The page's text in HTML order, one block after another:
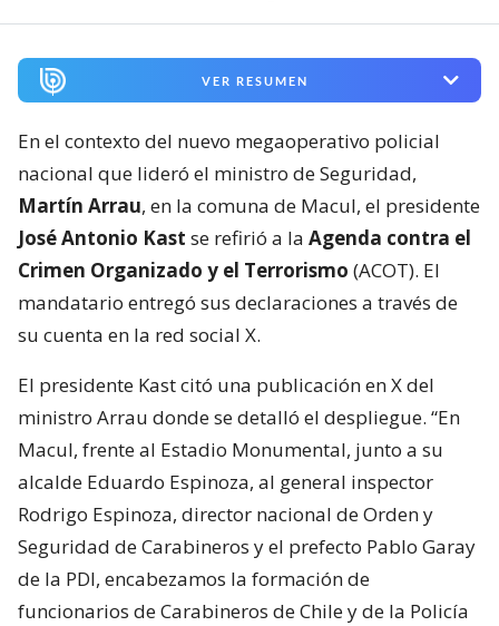
VER RESUMEN
En el contexto del nuevo megaoperativo policial
nacional que lideró el ministro de Seguridad,
Martín Arrau, en la comuna de Macul, el presidente
José Antonio Kast se refirió a la Agenda contra el
Crimen Organizado y el Terrorismo (ACOT). El
mandatario entregó sus declaraciones a través de
su cuenta en la red social X.
El presidente Kast citó una publicación en X del
ministro Arrau donde se detalló el despliegue. “En
Macul, frente al Estadio Monumental, junto a su
alcalde Eduardo Espinoza, al general inspector
Rodrigo Espinoza, director nacional de Orden y
Seguridad de Carabineros y el prefecto Pablo Garay
de la PDI, encabezamos la formación de
funcionarios de Carabineros de Chile y de la Policía